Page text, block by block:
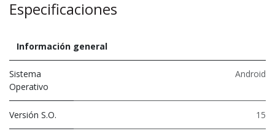
Especificaciones
Información general
Sistema
Operativo
Android
Versión S.O. 15